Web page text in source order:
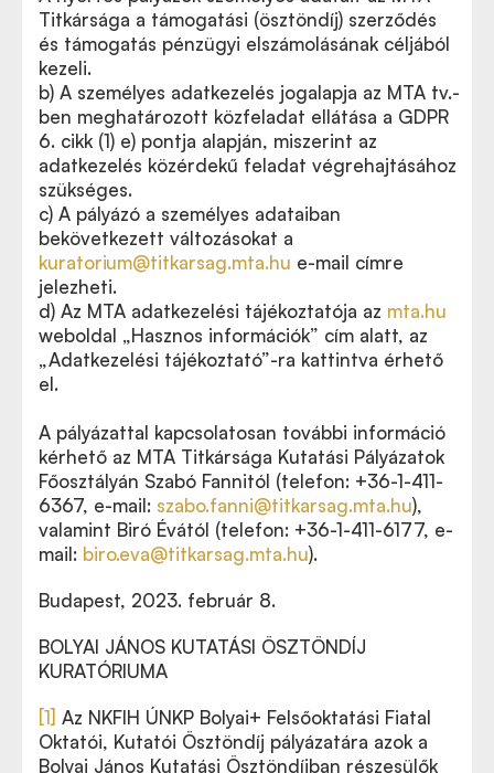
Titkársága a támogatási (ösztöndíj) szerződés
és támogatás pénzügyi elszámolásának céljából
kezeli.
b) A személyes adatkezelés jogalapja az MTA tv.-
ben meghatározott közfeladat ellátása a GDPR
6. cikk (1) e) pontja alapján, miszerint az
adatkezelés közérdekű feladat végrehajtásához
szükséges.
c) A pályázó a személyes adataiban
bekövetkezett változásokat a
kuratorium@titkarsag.mta.hu e-mail címre
jelezheti.
d) Az MTA adatkezelési tájékoztatója az mta.hu
weboldal „Hasznos információk” cím alatt, az
„Adatkezelési tájékoztató”-ra kattintva érhető
el.
A pályázattal kapcsolatosan további információ
kérhető az MTA Titkársága Kutatási Pályázatok
Főosztályán Szabó Fannitól (telefon: +36-1-411-
6367, e-mail: szabo.fanni@titkarsag.mta.hu),
valamint Biró Évától (telefon: +36-1-411-6177, e-
mail: biro.eva@titkarsag.mta.hu).
Budapest, 2023. február 8.
BOLYAI JÁNOS KUTATÁSI ÖSZTÖNDÍJ
KURATÓRIUMA
[1] Az NKFIH ÚNKP Bolyai+ Felsőoktatási Fiatal
Oktatói, Kutatói Ösztöndíj pályázatára azok a
Bolyai János Kutatási Ösztöndíjban részesülők